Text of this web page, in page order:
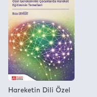
Hareketin Dili Özel